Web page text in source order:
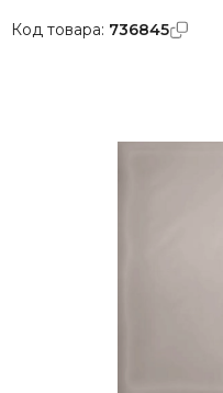
Код товара: 736845